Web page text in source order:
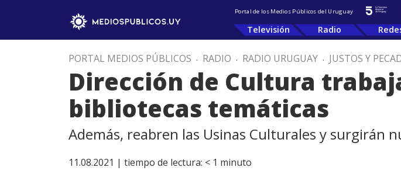
Portal de los Medios Públicos del Uruguay
Televisión Radio
PORTAL MEDIOS PÚBLICOS . RADIO . RADIO URUGUAY . JUSTOS Y
Dirección de Cultura
bibliotecas temáticas
Además, reabren las Usinas Culturales y surgirán
11.08.2021 | tiempo de lectura: < 1 minuto